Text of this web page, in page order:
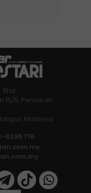
Bhd.
15/5, Persiaran
Malaysia
6236 716